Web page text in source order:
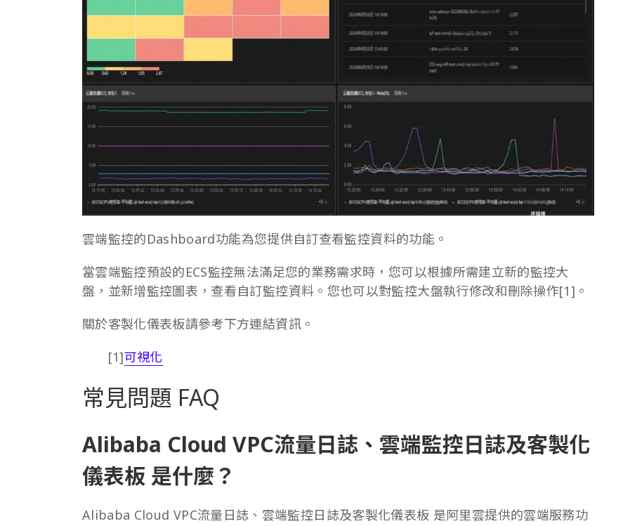
雲端監控的Dashboard功能為您提供自訂查看監控資料的功能。
當雲端監控預設的ECS監控無法滿足您的業務需求時，您可以根據所需建立新的監控大
盤，並新增監控圖表，查看自訂監控資料。您也可以對監控大盤執行修改和刪除操作[1]。
關於客製化儀表板請參考下方連結資訊。
[1]可視化
常見問題 FAQ
Alibaba Cloud VPC流量日誌、雲端監控日誌及客製化
儀表板 是什麼？
Alibaba Cloud VPC流量日誌、雲端監控日誌及客製化儀表板 是阿里雲提供的雲端服務功